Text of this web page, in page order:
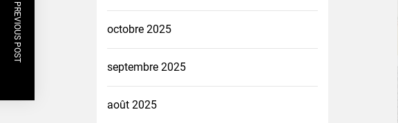
PREVIOUS POST octobre 2025
septembre 2025
août 2025